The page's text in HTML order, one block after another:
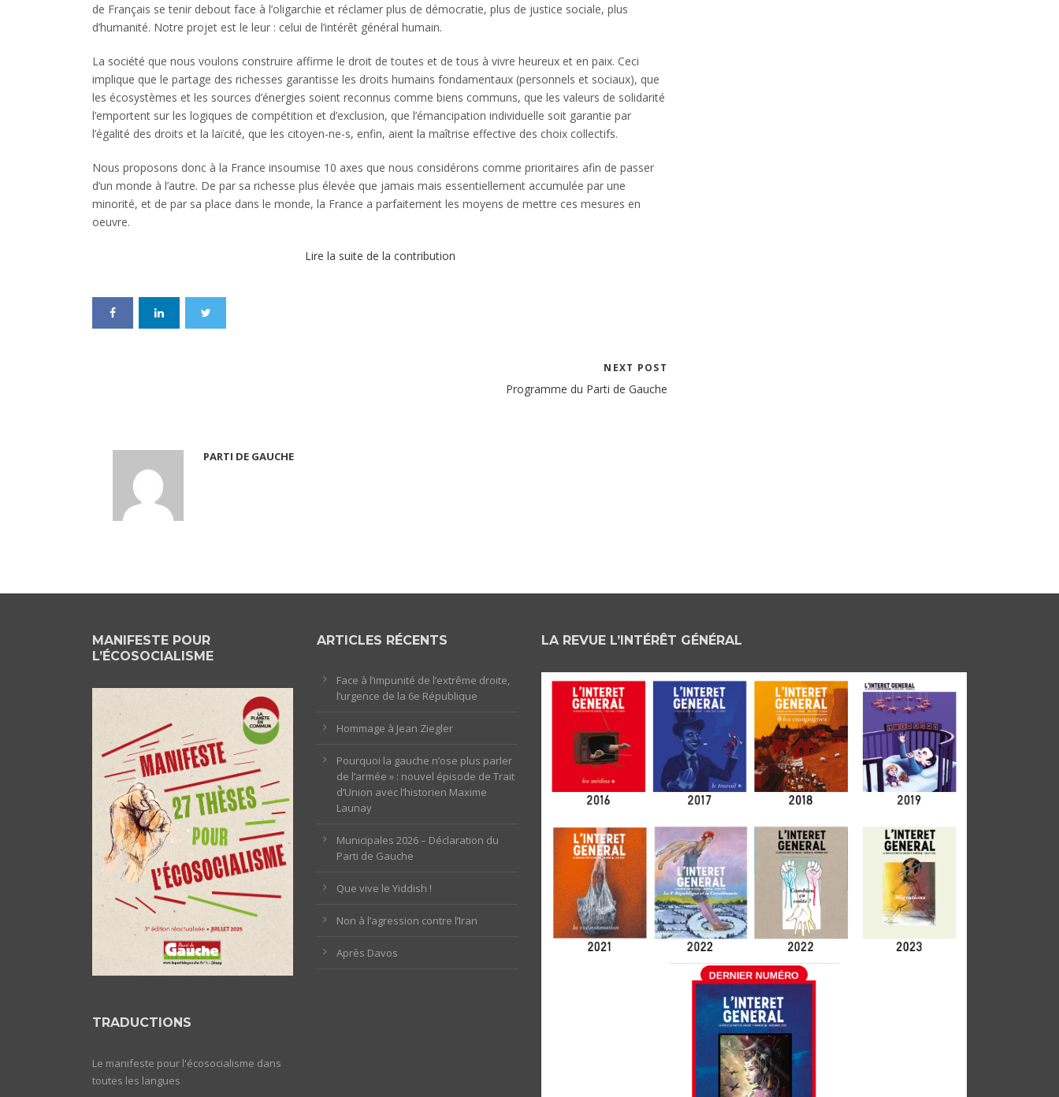
de Français se tenir debout face à l’oligarchie et réclamer plus de démocratie, plus de justice sociale, plus
d’humanité. Notre projet est le leur : celui de l’intérêt général humain.
La société que nous voulons construire affirme le droit de toutes et de tous à vivre heureux et en paix. Ceci
implique que le partage des richesses garantisse les droits humains fondamentaux (personnels et sociaux), que
les écosystèmes et les sources d’énergies soient reconnus comme biens communs, que les valeurs de solidarité
l’emportent sur les logiques de compétition et d’exclusion, que l’émancipation individuelle soit garantie par
l’égalité des droits et la laïcité, que les citoyen-ne-s, enfin, aient la maîtrise effective des choix collectifs.
Nous proposons donc à la France insoumise 10 axes que nous considérons comme prioritaires afin de passer
d’un monde à l’autre. De par sa richesse plus élevée que jamais mais essentiellement accumulée par une
minorité, et de par sa place dans le monde, la France a parfaitement les moyens de mettre ces mesures en
oeuvre.
Lire la suite de la contribution
NEXT POST
Programme du Parti de Gauche
PARTI DE GAUCHE
MANIFESTE POUR
L’ÉCOSOCIALISME
TRADUCTIONS
Le manifeste pour l'écosocialisme dans
toutes les langues
ARTICLES RÉCENTS
Face à l’impunité de l’extrême droite,
l’urgence de la 6e République
Hommage à Jean Ziegler
Pourquoi la gauche n’ose plus parler
de l’armée » : nouvel épisode de Trait
d’Union avec l’historien Maxime
Launay
Municipales 2026 – Déclaration du
Parti de Gauche
Que vive le Yiddish !
Non à l’agression contre l’Iran
Après Davos
LA REVUE L’INTÉRÊT GÉNÉRAL